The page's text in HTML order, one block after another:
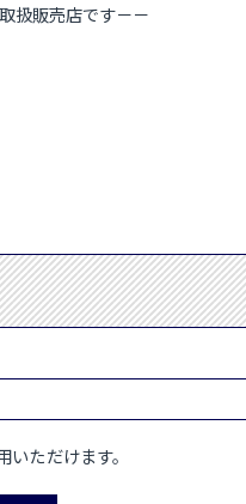
扱販売店です－－
ただけます。